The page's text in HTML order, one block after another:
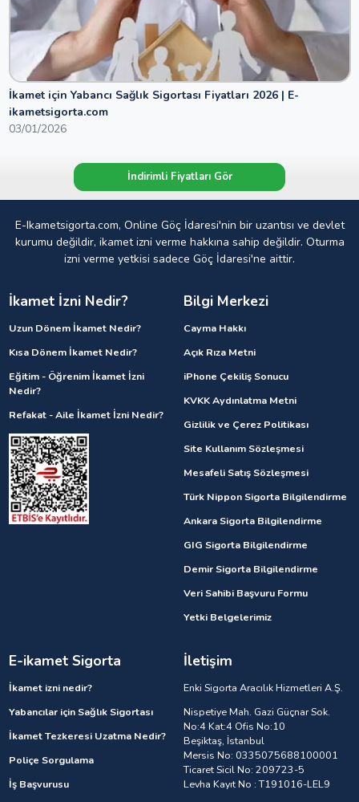
İkamet için Yabancı Sağlık Sigortası Fiyatları 2026 | E-
ikametsigorta.com
03/01/2026
İndirimli Fiyatları Gör
E-Ikametsigorta.com, Online Göç İdaresi'nin bir uzantısı ve devlet
kurumu değildir, ikamet izni verme hakkına sahip değildir. Oturma
izni verme yetkisi sadece Göç İdaresi'ne aittir.
İkamet İzni Nedir?
Uzun Dönem İkamet Nedir?
Kısa Dönem İkamet Nedir?
Eğitim - Öğrenim İkamet İzni
Nedir?
Refakat - Aile İkamet İzni Nedir?
Bilgi Merkezi
Cayma Hakkı
Açık Rıza Metni
iPhone Çekiliş Sonucu
KVKK Aydınlatma Metni
Gizlilik ve Çerez Politikası
Site Kullanım Sözleşmesi
Mesafeli Satış Sözleşmesi
Türk Nippon Sigorta Bilgilendirme
Ankara Sigorta Bilgilendirme
GIG Sigorta Bilgilendirme
Demir Sigorta Bilgilendirme
Veri Sahibi Başvuru Formu
Yetki Belgelerimiz
E-ikamet Sigorta
İkamet izni nedir?
Yabancılar için Sağlık Sigortası
İkamet Tezkeresi Uzatma Nedir?
Poliçe Sorgulama
İş Başvurusu
İletişim
Enki Sigorta Aracılık Hizmetleri A.Ş.
Nispetiye Mah. Gazi Güçnar Sok.
No:4 Kat:4 Ofis No:10
Beşiktaş, İstanbul
Mersis No: 0335075688100001
Ticaret Sicil No: 209723-5
Levha Kayıt No : T191016-LEL9